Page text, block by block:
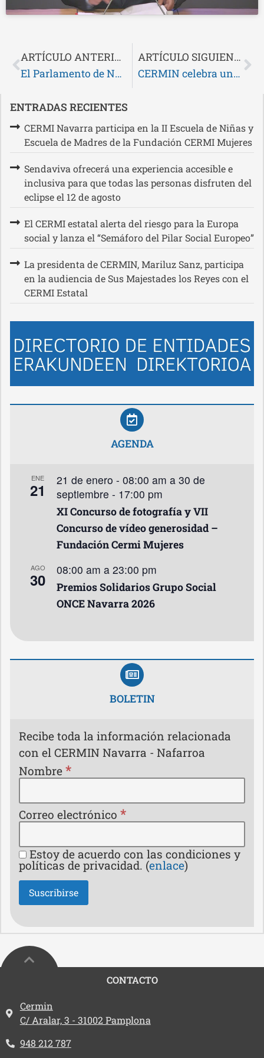
ARTÍCULO ANTERIOR
El Parlamento de Navarra se suma al Día Nacional de las Lenguas de Signos
ARTÍCULO SIGUIENTE
CERMIN celebra una conferencia para dar a conocer la nueva propuesta de baremo de valoración de la discapacidad
ENTRADAS RECIENTES
CERMI Navarra participa en la II Escuela de Niñas y
Escuela de Madres de la Fundación CERMI Mujeres
Sendaviva ofrecerá una experiencia accesible e
inclusiva para que todas las personas disfruten del
eclipse el 12 de agosto
El CERMI estatal alerta del riesgo para la Europa
social y lanza el “Semáforo del Pilar Social Europeo”
La presidenta de CERMIN, Mariluz Sanz, participa
en la audiencia de Sus Majestades los Reyes con el
CERMI Estatal
AGENDA
ENE
21
21 de enero - 08:00 am a 30 de
septiembre - 17:00 pm
XI Concurso de fotografía y VII
Concurso de vídeo generosidad –
Fundación Cermi Mujeres
AGO
30
08:00 am a 23:00 pm
Premios Solidarios Grupo Social
ONCE Navarra 2026
BOLETIN
Recibe toda la información relacionada
con el CERMIN Navarra - Nafarroa
Nombre *
Correo electrónico *
Estoy de acuerdo con las condiciones y
políticas de privacidad. (enlace)
CONTACTO
Dirección:
Cermin
C/ Aralar, 3 - 31002 Pamplona
Teléfono:
948 212 787